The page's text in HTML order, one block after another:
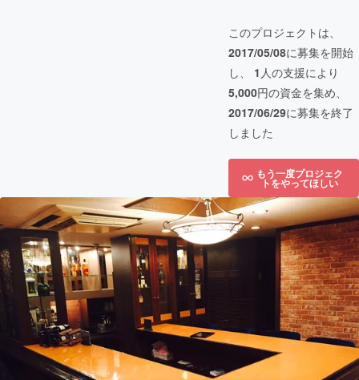
このプロジェクトは、
2017/05/08に募集を開始
し、 1 人の支援により
5,000円の資金を集め、
2017/06/29に募集を終了
しました
もう一度プロジェク
トをやってほしい